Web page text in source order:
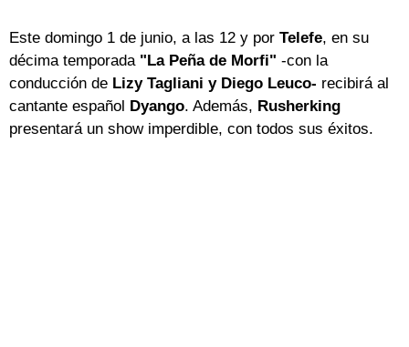
Este domingo 1 de junio, a las 12 y por Telefe, en su
décima temporada"La Peña de Morfi" -con la
conducción de Lizy Tagliani y Diego Leuco- recibirá al
cantante español Dyango. Además, Rusherking
presentará un show imperdible, con todos sus éxitos.